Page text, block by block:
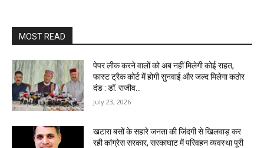
MOST READ
पेपर लीक करने वालों को अब नहीं मिलेगी कोई राहत,
फास्ट ट्रैक कोर्ट में होगी सुनवाई और जल्द मिलेगा कठोर
दंड : डॉ. राजीव...
July 23, 2026
खटारा बसों के सहारे जनता की जिंदगी से खिलवाड़ कर
रही कांग्रेस सरकार, सरकाघाट में परिवहन व्यवस्था पूरी